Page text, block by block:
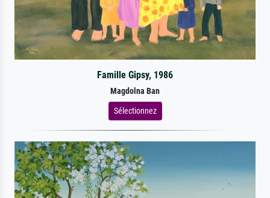
Famille Gipsy, 1986
Magdolna Ban
Sélectionnez